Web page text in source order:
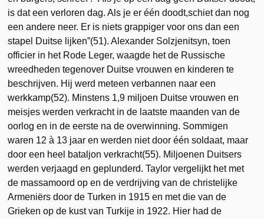
is dat een verloren dag. Als je er één doodt,schiet dan nog
een andere neer. Er is niets grappiger voor ons dan een
stapel Duitse lijken”(51). Alexander Solzjenitsyn, toen
officier in het Rode Leger, waagde het de Russische
wreedheden tegenover Duitse vrouwen en kinderen te
beschrijven. Hij werd meteen verbannen naar een
werkkamp(52). Minstens 1,9 miljoen Duitse vrouwen en
meisjes werden verkracht in de laatste maanden van de
oorlog en in de eerste na de overwinning. Sommigen
waren 12 à 13 jaar en werden niet door één soldaat, maar
door een heel bataljon verkracht(55). Miljoenen Duitsers
werden verjaagd en geplunderd. Taylor vergelijkt het met
de massamoord op en de verdrijving van de christelijke
Armeniërs door de Turken in 1915 en met die van de
Grieken op de kust van Turkije in 1922. Hier had de